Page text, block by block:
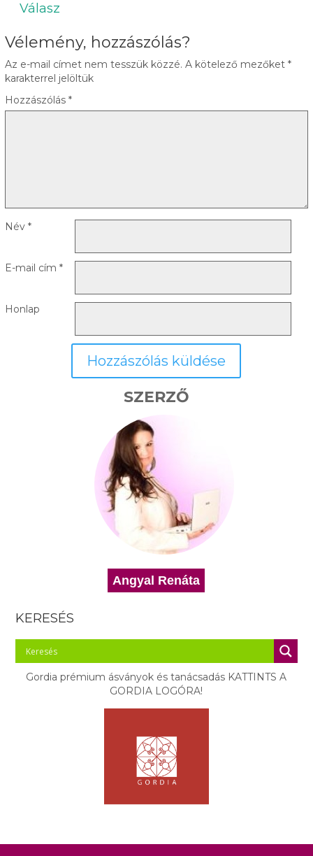
Válasz
Vélemény, hozzászólás?
Az e-mail címet nem tesszük közzé. A kötelező mezőket *
karakterrel jelöltük
Hozzászólás *
Név *
E-mail cím *
Honlap
SZERZŐ
Angyal Renáta
KERESÉS
Gordia prémium ásványok és tanácsadás KATTINTS A
GORDIA LOGÓRA!